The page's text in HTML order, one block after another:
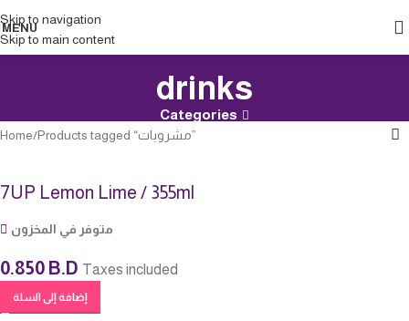
Skip to navigation
Skip to main content
MENU
drinks
Categories
Home Products tagged “مشروبات”
7UP Lemon Lime / 355ml
متوفر في المخزون
0.850 B.D Taxes included
إضافة إلى السلة